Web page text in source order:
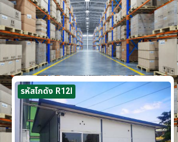
รหัสโกดัง R12I